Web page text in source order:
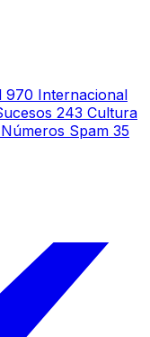
970 Internacional
243 Cultura
Números Spam 35